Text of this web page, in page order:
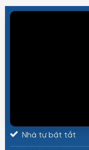
Nhà tự bật tắt